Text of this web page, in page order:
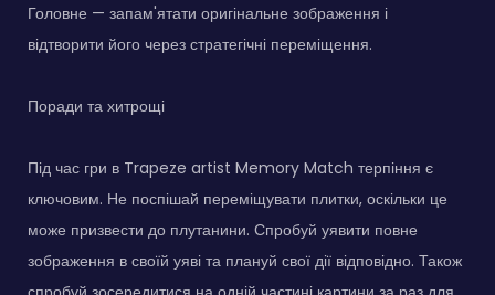
Головне — запам'ятати оригінальне зображення і
відтворити його через стратегічні переміщення.
Поради та хитрощі
Під час гри в Trapeze artist Memory Match терпіння є
ключовим. Не поспішай переміщувати плитки, оскільки це
може призвести до плутанини. Спробуй уявити повне
зображення в своїй уяві та плануй свої дії відповідно. Також